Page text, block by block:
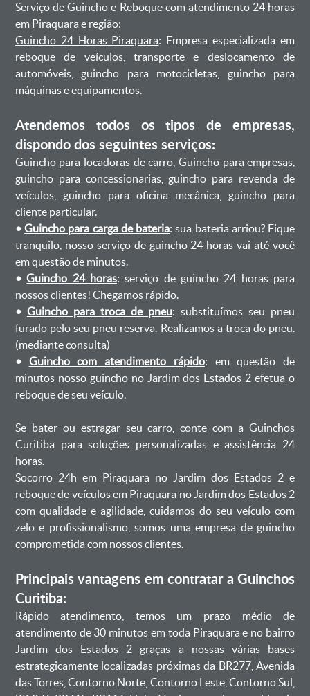
Serviço de Guincho e Reboquecom atendimento 24 horas
em Piraquara e região:
Guincho 24 Horas Piraquara: Empresa especializada em
reboque de veículos, transporte e deslocamento de
automóveis, guincho para motocicletas, guincho para
máquinas e equipamentos.
Atendemos todos os tipos de empresas,
dispondo dos seguintes serviços:
Guincho para locadoras de carro, Guincho para empresas,
guincho para concessionarias, guincho para revenda de
veículos, guincho para oficina mecânica, guincho para
cliente particular.
•Guincho para carga de bateria: sua bateria arriou? Fique
tranquilo, nosso serviço de guincho 24 horas vai até você
em questão de minutos.
•Guincho 24 horas: serviço de guincho 24 horas para
nossos clientes! Chegamos rápido.
• Guincho para troca de pneu: substituímos seu pneu
furado pelo seu pneu reserva. Realizamos a troca do pneu.
(mediante consulta)
• Guincho com atendimento rápido: em questão de
minutos nosso guincho no Jardim dos Estados 2 efetua o
reboque de seu veículo.
Se bater ou estragar seu carro, conte com a Guinchos
Curitiba para soluções personalizadas e assistência 24
horas.
Socorro 24h em Piraquara no Jardim dos Estados 2 e
reboque de veículos em Piraquara no Jardim dos Estados 2
com qualidade e agilidade, cuidamos do seu veículo com
zelo e profissionalismo, somos uma empresa de guincho
comprometida com nossos clientes.
Principais vantagens em contratar a Guinchos
Curitiba:
Rápido atendimento, temos um prazo médio de
atendimento de 30 minutos em toda Piraquara e no bairro
Jardim dos Estados 2 graças a nossas várias bases
estrategicamente localizadas próximas da BR277, Avenida
das Torres, Contorno Norte, Contorno Leste, Contorno Sul,